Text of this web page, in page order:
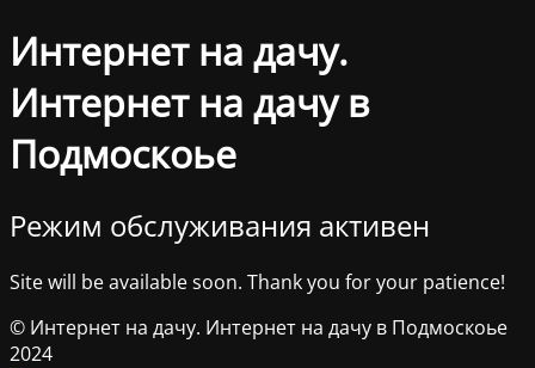
Интернет на дачу.
Интернет на дачу в
Подмоскоье
Режим обслуживания активен
Site will be available soon. Thank you for your patience!
© Интернет на дачу. Интернет на дачу в Подмоскоье
2024